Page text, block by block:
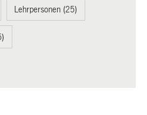
Lehrpersonen (25)